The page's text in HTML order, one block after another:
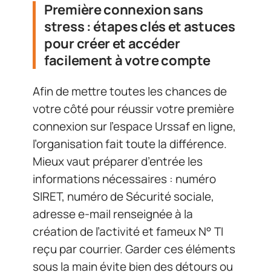
Première connexion sans
stress : étapes clés et astuces
pour créer et accéder
facilement à votre compte
Afin de mettre toutes les chances de
votre côté pour réussir votre première
connexion sur l’espace Urssaf en ligne,
l’organisation fait toute la différence.
Mieux vaut préparer d’entrée les
informations nécessaires : numéro
SIRET, numéro de Sécurité sociale,
adresse e-mail renseignée à la
création de l’activité et fameux N° TI
reçu par courrier. Garder ces éléments
sous la main évite bien des détours ou